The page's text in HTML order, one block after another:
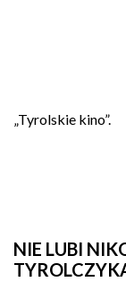
„Tyrolskie kino”.
NIE LUBI